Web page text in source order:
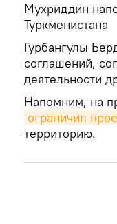
Мухриддин
Туркменистана
Гурбангулы
соглашений,
деятельности
Напомним, на
ограничил
территорию.